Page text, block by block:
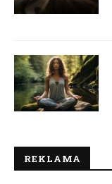
REKLAMA